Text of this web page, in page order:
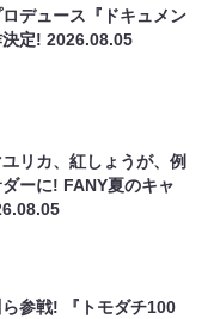
デュース『ドキュメン
決定!2026.08.05
リカ、紅しょうが、例
ーに! FANY夏のキャ
参戦! 『トモダチ100